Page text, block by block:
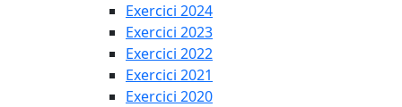
Exercici 2024
Exercici 2023
Exercici 2022
Exercici 2021
Exercici 2020